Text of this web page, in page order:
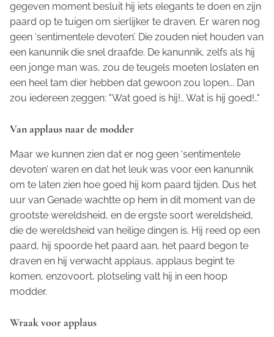
gegeven moment besluit hij iets elegants te doen en zijn
paard op te tuigen om sierlijker te draven. Er waren nog
geen ‘sentimentele devoten’. Die zouden niet houden van
een kanunnik die snel draafde. De kanunnik, zelfs als hij
een jonge man was, zou de teugels moeten loslaten en
een heel tam dier hebben dat gewoon zou lopen... Dan
zou iedereen zeggen: "Wat goed is hij!.. Wat is hij goed!.."
Van applaus naar de modder
Maar we kunnen zien dat er nog geen ‘sentimentele
devoten’ waren en dat het leuk was voor een kanunnik
om te laten zien hoe goed hij kom paard tijden. Dus het
uur van Genade wachtte op hem in dit moment van de
grootste wereldsheid, en de ergste soort wereldsheid,
die de wereldsheid van heilige dingen is. Hij reed op een
paard, hij spoorde het paard aan, het paard begon te
draven en hij verwacht applaus, applaus begint te
komen, enzovoort, plotseling valt hij in een hoop
modder.
Wraak voor applaus